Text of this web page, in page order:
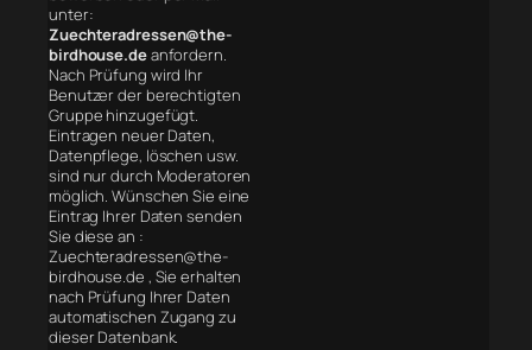
unter:
Zuechteradressen@the-
birdhouse.deanfordern.
Nach Prüfung wird Ihr
Benutzer der berechtigten
Gruppe hinzugefügt.
Eintragen neuer Daten,
Datenpflege, löschen usw.
sind nur durch Moderatoren
möglich. Wünschen Sie eine
Eintrag Ihrer Daten senden
Sie diese an :
Zuechteradressen@the-
birdhouse.de , Sie erhalten
nach Prüfung Ihrer Daten
automatischen Zugang zu
dieser Datenbank.